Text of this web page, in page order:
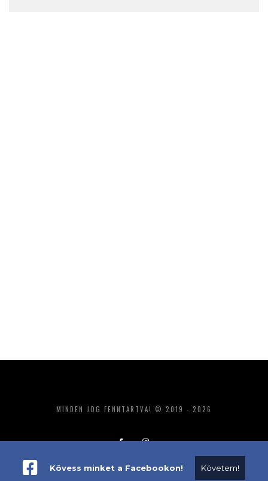
MINDEN JOG FENNTARTVA! © 2019 - 2026
ADATKEZELÉS IMPRESSZUM MÉDIAAJÁNLAT
Kövess minket a Facebookon! Követem!